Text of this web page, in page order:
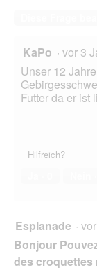
KaPo · vor 3
Unser 12
Futter da er ist
Hilfreich?
Esplanade ·
Bonjour
des croquettes